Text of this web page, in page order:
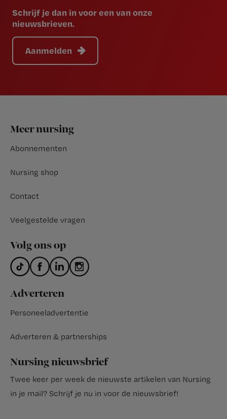
Schrijf je dan in voor een van onze
nieuwsbrieven.
Aanmelden
Footer
Meer nursing
Abonnementen
Nursing shop
Contact
Veelgestelde vragen
Volg ons op
Adverteren
Personeeladvertentie
Adverteren & partnerships
Nursing nieuwsbrief
Twee keer per week de nieuwste artikelen van Nursing
in je mail? Schrijf je nu in voor de nieuwsbrief!